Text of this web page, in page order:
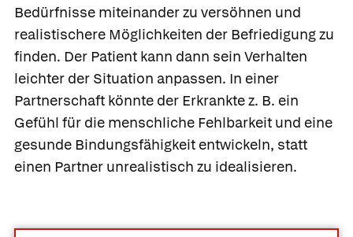
Bedürfnisse miteinander zu versöhnen und
realistischere Möglichkeiten der Befriedigung zu
finden. Der Patient kann dann sein Verhalten
leichter der Situation anpassen. In einer
Partnerschaft könnte der Erkrankte z. B. ein
Gefühl für die menschliche Fehlbarkeit und eine
gesunde Bindungsfähigkeit entwickeln, statt
einen Partner unrealistisch zu idealisieren.